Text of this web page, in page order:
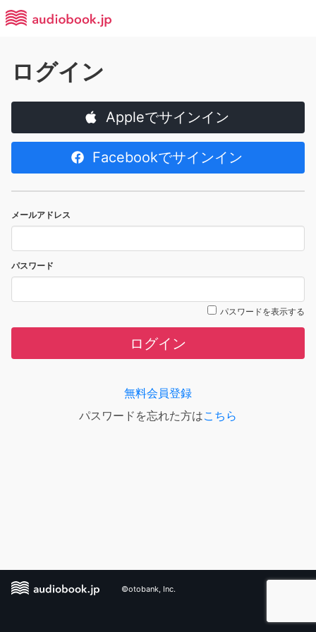
ログイン
Appleでサインイン
Facebookでサインイン
メールアドレス
パスワード
パスワードを表示する
ログイン
無料会員登録
パスワードを忘れた方はこちら
©otobank, Inc.